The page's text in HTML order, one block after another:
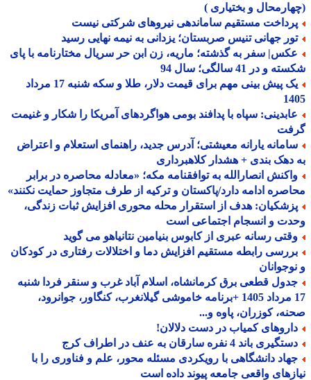
و بختیاری )
مستقیم ساماندهی نیروهای شرکتی نیست
جهانی تنیس صربستان؛ یزدانی به نیمه نهایی رسید
سفر به گذشته؛ ماریه، زن ابن حر سریال مختارنامه با پای
و در 41 سالگی؛ سال 94
یک پیش بینی مهم برای قیمت دلار، طلا و سکه شنبه 17 مرداد
سپاه با پدافند بومی هواگردهای آمریکا را شکار و غنیمت
یارانه معیشتی؛ آدرس جدید، راهنمای استعلام و اعتراض
دهک بندی + هشدار کلاهبرداری
انصارالله به توافقنامه مکه؛ «معادله محاصره در برابر
ادامه دارد/پاکستان و ترکیه از طرف متجاوز حمایت نکنند»
هدف از استقرار محله محوری افزایش ثبات زندگی،
و انسجام اجتماعی است
رسانه عبری از کابوس بنیامین نتانیاهو می گوید
رابطه مستقیم افزایش دما و اختلالات رفتاری در کودکان
قطعی برق کرمانشاه، اسلام آباد غرب و سنقر فردا شنبه
17 مرداد 1405 +برنامه خاموشی گیلانغرب، کنگاور، جوانرود،
کوزران، پاوه و...
کمیاب در دست دلالان!
باند 4 نفره سارقان به عنف در اطراف کرج
دانشگاهی با رویکردی مسئله محور، علم و فناوری را با
واقعی جامعه پیوند داده است